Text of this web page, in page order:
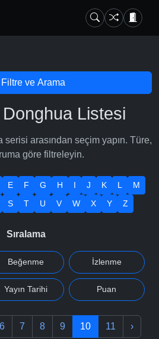
Filtre ve Arama
Listesi
arasından seçim yapın. Türe,
göre filtreleyin.
E F G H I J K L
M
S T U V W X Y Z
Sıralama
Beğenme İzlenme
Yayın Tarihi Puan
6 7 8 9 10 11 ›